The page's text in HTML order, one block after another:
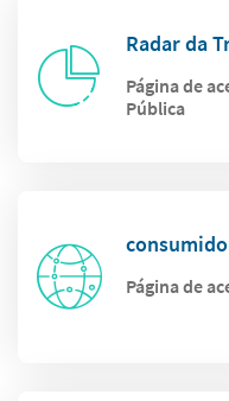
Radar da
Página de
Pública
Página de